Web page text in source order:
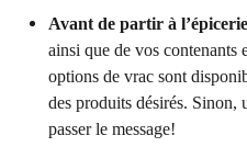
Avant de partir à l’épicerie
ainsi que de vos contenants
options de vrac sont
des produits désirés. Sinon,
passer le message!